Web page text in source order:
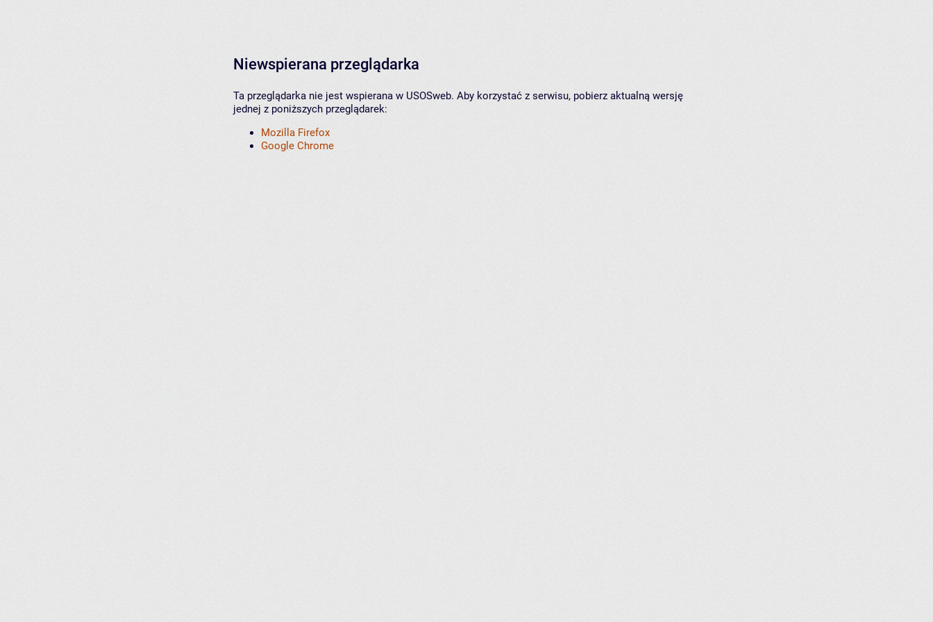
Niewspierana przeglądarka
Ta przeglądarka nie jest wspierana w USOSweb. Aby korzystać z serwisu, pobierz aktualną wersję
jednej z poniższych przeglądarek:
Mozilla Firefox
Google Chrome